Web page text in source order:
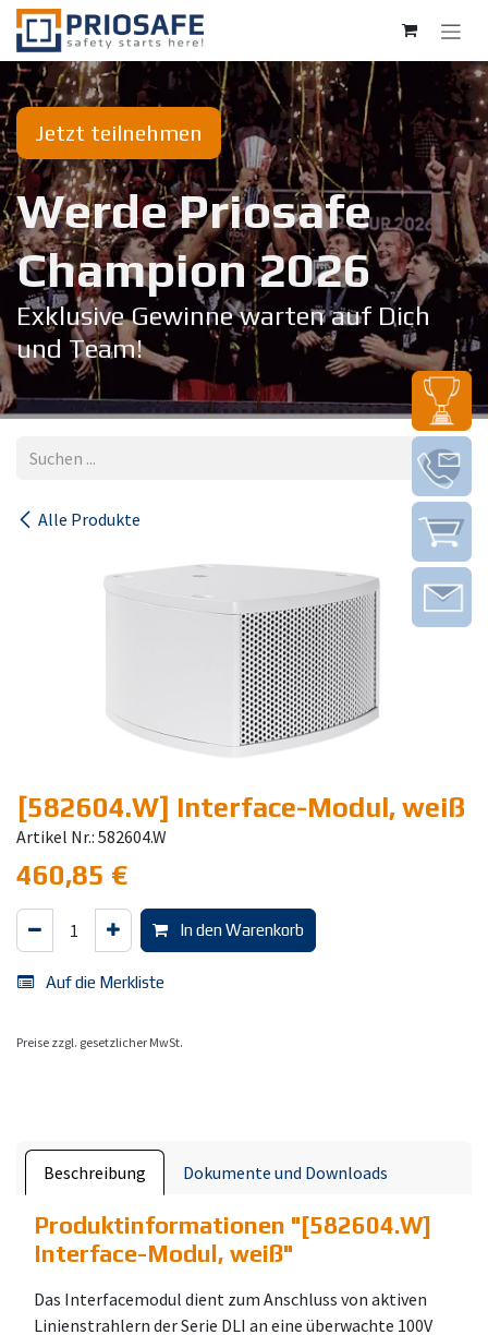
Zum Inhalt springen
Jetzt teilnehmen
Werde Priosafe
Champion 20​26
Exklusive Gewinne warten auf Dich
und Team!
Alle Produkte
[582604.W] Interface-Modul, weiß
Artikel Nr.: 582604.W
460,85 €
In den Warenkorb
Auf die Merkliste
Preise zzgl. gesetzlicher MwSt.
Beschreibung Dokumente und Downloads
Produktinformationen "[582604.W]
Interface-Modul, weiß"
Das Interfacemodul dient zum Anschluss von aktiven
Linienstrahlern der Serie DLI an eine überwachte 100V